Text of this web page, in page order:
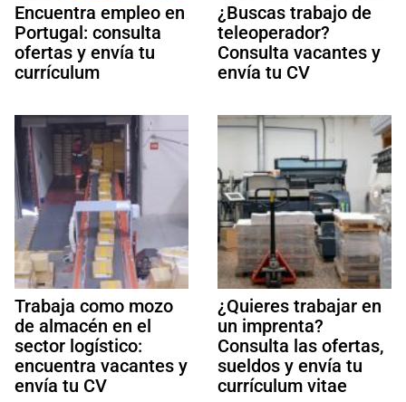
Encuentra empleo en
Portugal: consulta
ofertas y envía tu
currículum
¿Buscas trabajo de
teleoperador?
Consulta vacantes y
envía tu CV
Trabaja como mozo
de almacén en el
sector logístico:
encuentra vacantes y
envía tu CV
¿Quieres trabajar en
un imprenta?
Consulta las ofertas,
sueldos y envía tu
currículum vitae